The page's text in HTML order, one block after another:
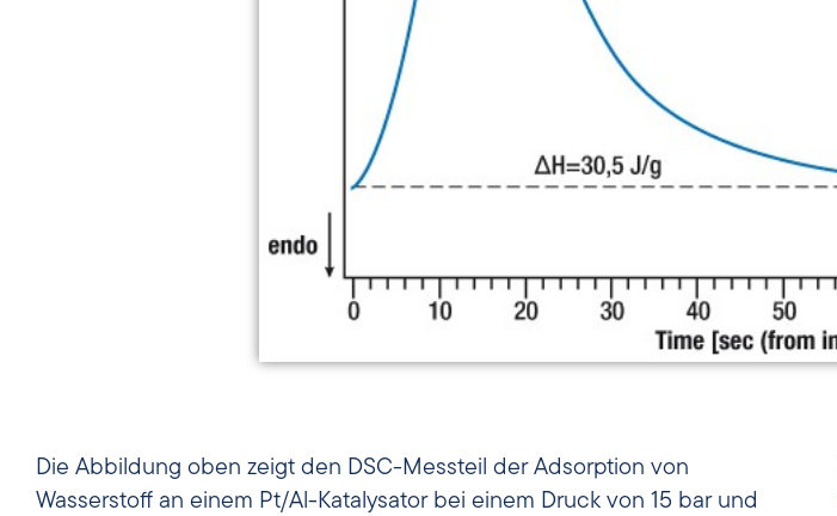
Die Abbildung oben zeigt den DSC-Messteil der Adsorption von
Wasserstoff an einem Pt/Al-Katalysator bei einem Druck von 15 bar und